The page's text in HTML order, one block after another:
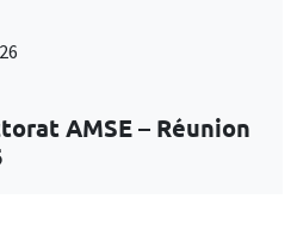
AMSE – Réunion